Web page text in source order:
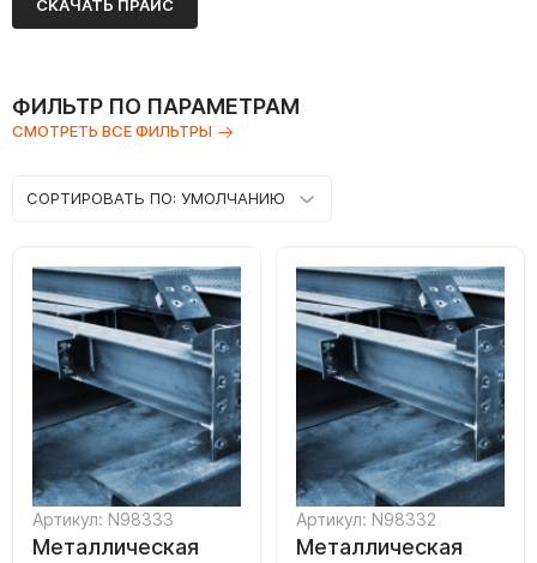
СКАЧАТЬ ПРАЙС
ФИЛЬТР ПО ПАРАМЕТРАМ
СМОТРЕТЬ ВСЕ ФИЛЬТРЫ
СОРТИРОВАТЬ ПО: УМОЛЧАНИЮ
Сортировать по: Цене ↓
Сортировать по: Диаметру ↓
Сортировать по: Диаметру ↑
Артикул: N98333
Металлическая
Артикул: N98332
Металлическая